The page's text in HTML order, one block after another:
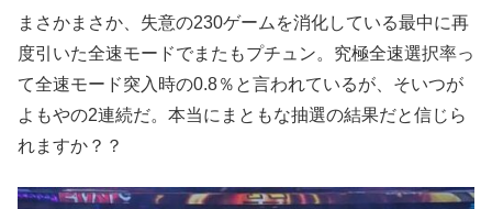
まさかまさか、失意の230ゲームを消化している最中に再
度引いた全速モードでまたもプチュン。究極全速選択率っ
て全速モード突入時の0.8％と言われているが、そいつが
よもやの2連続だ。本当にまともな抽選の結果だと信じら
れますか？？